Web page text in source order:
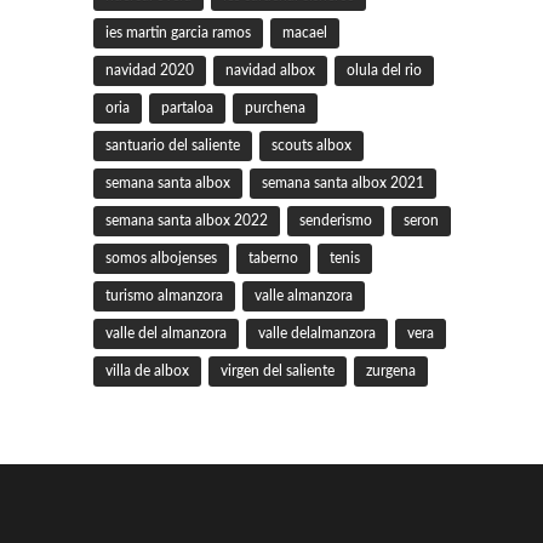
ies martin garcia ramos macael
navidad 2020 navidad albox olula del rio
oria partaloa purchena
santuario del saliente scouts albox
semana santa albox semana santa albox 2021
semana santa albox 2022 senderismo seron
somos albojenses taberno tenis
turismo almanzora valle almanzora
valle del almanzora valle delalmanzora vera
villa de albox virgen del saliente zurgena